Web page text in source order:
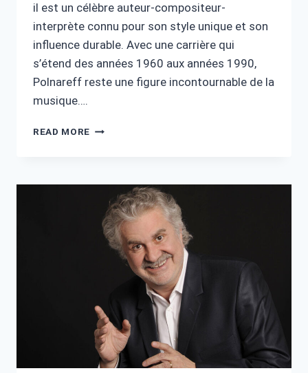
il est un célèbre auteur-compositeur-
interprète connu pour son style unique et son
influence durable. Avec une carrière qui
s’étend des années 1960 aux années 1990,
Polnareff reste une figure incontournable de la
musique….
READ MORE MICHEL
DÉCOUVREZ
VIE
ET
SON
HÉRITAGE